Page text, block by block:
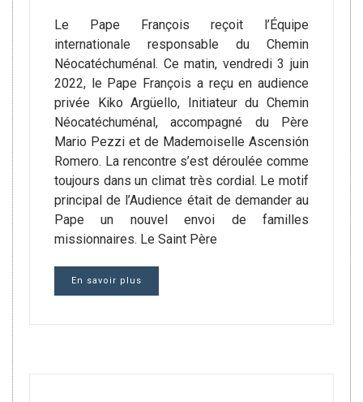
Le Pape François reçoit l’Équipe
internationale responsable du Chemin
Néocatéchuménal. Ce matin, vendredi 3 juin
2022, le Pape François a reçu en audience
privée Kiko Argüello, Initiateur du Chemin
Néocatéchuménal, accompagné du Père
Mario Pezzi et de Mademoiselle Ascensión
Romero. La rencontre s’est déroulée comme
toujours dans un climat très cordial. Le motif
principal de l’Audience était de demander au
Pape un nouvel envoi de familles
missionnaires. Le Saint Père
En savoir plus